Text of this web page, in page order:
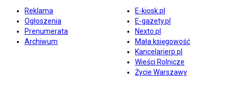
Reklama
Ogłoszenia
Prenumerata
Archiwum
E-kiosk.pl
E-gazety.pl
Nexto.pl
Mała księgowość
Kancelarierp.pl
Wieści Rolnicze
Życie Warszawy